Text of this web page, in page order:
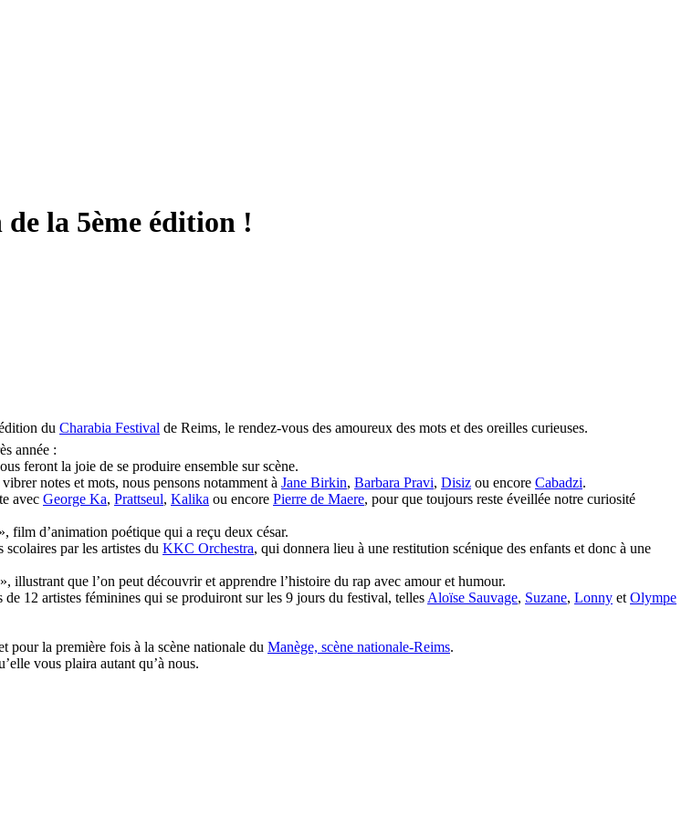
la 5ème édition !
du Charabia Festival de Reims, le rendez-vous des amoureux des mots et des oreilles curieuses.
année :
feront la joie de se produire ensemble sur scène.
notes et mots, nous pensons notamment à Jane Birkin, Barbara Pravi, Disiz ou encore Cabadzi.
avec George Ka, Prattseul, Kalika ou encore Pierre de Maere, pour que toujours reste éveillée notre curiosité
film d’animation poétique qui a reçu deux césar.
par les artistes du KKC Orchestra, qui donnera lieu à une restitution scénique des enfants et donc à une
illustrant que l’on peut découvrir et apprendre l’histoire du rap avec amour et humour.
12 artistes féminines qui se produiront sur les 9 jours du festival, telles Aloïse Sauvage, Suzane, Lonny et Olympe
pour la première fois à la scène nationale du Manège, scène nationale-Reims.
vous plaira autant qu’à nous.